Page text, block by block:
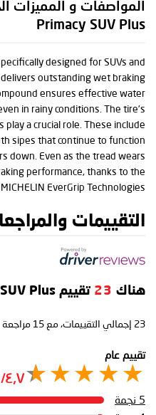
Primacy SUV Plus
designed for SUVs and
delivers outstanding wet braking
ensures effective water
in rainy conditions. The tire’s
a crucial role. These include
sipes that continue to function
down. Even as the tread wears
performance, thanks to the
EverGrip Technologies.
التقييمات
هناك 23 تقييم Michelin Primacy SUV Plus
23 إجمالي التقييمات، مع 15 مراجعة
تقييم عام
٤٫٧/5
5 نجمة